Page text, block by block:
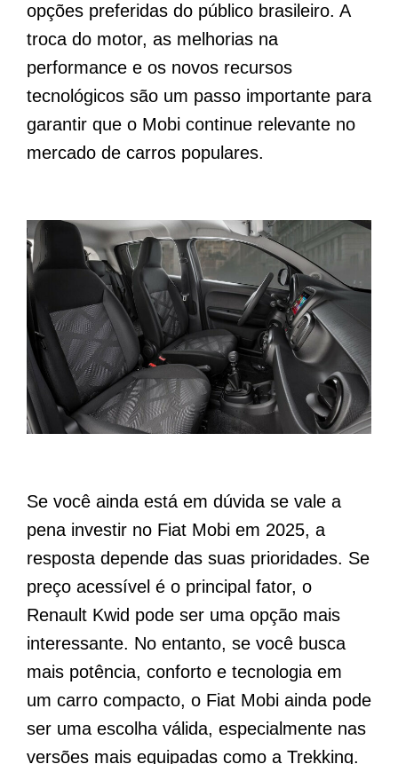
opções preferidas do público brasileiro. A
troca do motor, as melhorias na
performance e os novos recursos
tecnológicos são um passo importante para
garantir que o Mobi continue relevante no
mercado de carros populares.
Se você ainda está em dúvida se vale a
pena investir no Fiat Mobi em 2025, a
resposta depende das suas prioridades. Se
preço acessível é o principal fator, o
Renault Kwid pode ser uma opção mais
interessante. No entanto, se você busca
mais potência, conforto e tecnologia em
um carro compacto, o Fiat Mobi ainda pode
ser uma escolha válida, especialmente nas
versões mais equipadas como a Trekking.